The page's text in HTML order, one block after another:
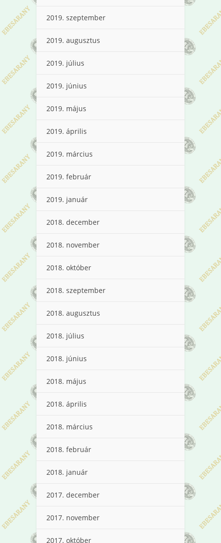
2019. szeptember
2019. augusztus
2019. július
2019. június
2019. május
2019. április
2019. március
2019. február
2019. január
2018. december
2018. november
2018. október
2018. szeptember
2018. augusztus
2018. július
2018. június
2018. május
2018. április
2018. március
2018. február
2018. január
2017. december
2017. november
2017. október